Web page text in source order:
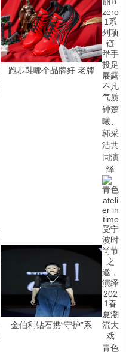
跑步鞋哪个品牌好 老牌
钟楚
曦、
郭采
洁共
同演
绎
金伯利钻石携“守护”系
青色